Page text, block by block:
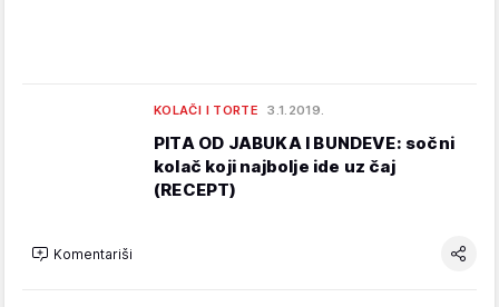
KOLAČI I TORTE 3.1.2019.
PITA OD JABUKA I BUNDEVE: sočni
kolač koji najbolje ide uz čaj
(RECEPT)
Komentariši